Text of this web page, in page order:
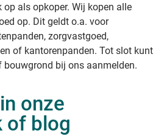
als opkoper. Wij kopen alle
op. Dit geldt o.a. voor
zorgvastgoed,
of kantorenpanden. Tot slot kunt
bouwgrond bij ons aanmelden.
onze
of blog